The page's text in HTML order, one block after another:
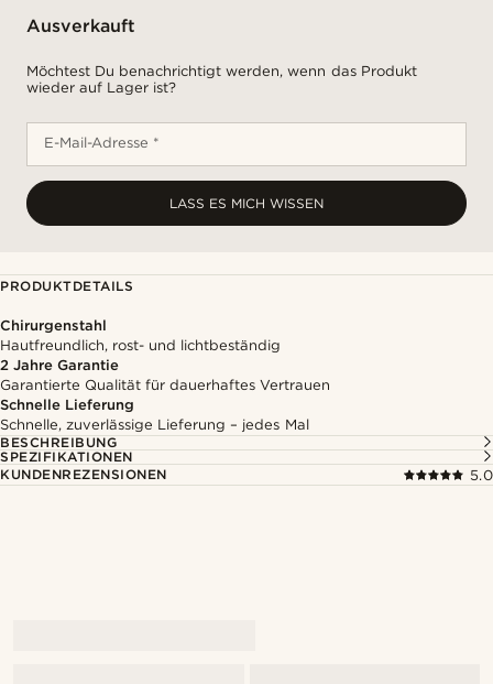
Ausverkauft
Möchtest Du benachrichtigt werden, wenn das Produkt
wieder auf Lager ist?
E-Mail-Adresse *
LASS ES MICH WISSEN
PRODUKTDETAILS
Chirurgenstahl
Hautfreundlich, rost- und lichtbeständig
2 Jahre Garantie
Garantierte Qualität für dauerhaftes Vertrauen
Schnelle Lieferung
Schnelle, zuverlässige Lieferung – jedes Mal
BESCHREIBUNG
SPEZIFIKATIONEN
KUNDENREZENSIONEN
5.0